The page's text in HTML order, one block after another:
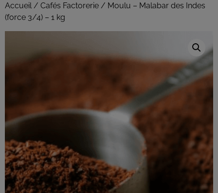
Accueil/ Cafés Factorerie / Moulu – Malabar des Indes
(force 3/4) – 1 kg